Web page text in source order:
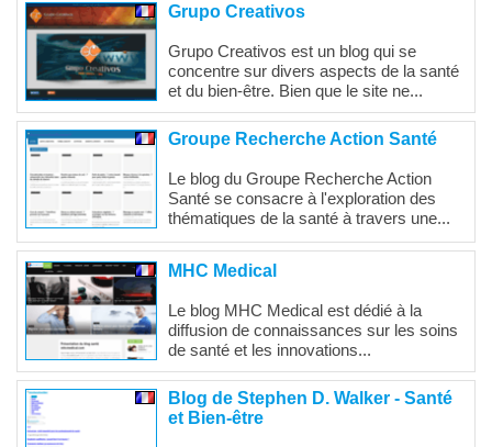
Grupo Creativos
Grupo Creativos est un blog qui se
concentre sur divers aspects de la santé
et du bien-être. Bien que le site ne...
Groupe Recherche Action Santé
Le blog du Groupe Recherche Action
Santé se consacre à l'exploration des
thématiques de la santé à travers une...
MHC Medical
Le blog MHC Medical est dédié à la
diffusion de connaissances sur les soins
de santé et les innovations...
Blog de Stephen D. Walker - Santé
et Bien-être